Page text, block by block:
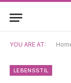
YOU ARE AT:
LEBENSSTIL